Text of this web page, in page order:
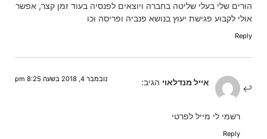
הורים שלי בעלי שליטה בחברה ויוצאים לפנסיה בעוד זמן קצר, אפשר
אולי לקבוע פגישת יעוץ בנושא פנביה ופריסה וכו
Reply
אייל מנדלאוי הגיב: נובמבר 4, 2018 בשעה 8:25 pm
רשמי לי מייל לפרטי
Reply